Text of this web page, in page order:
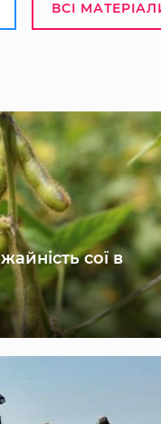
ВСІ
сої в